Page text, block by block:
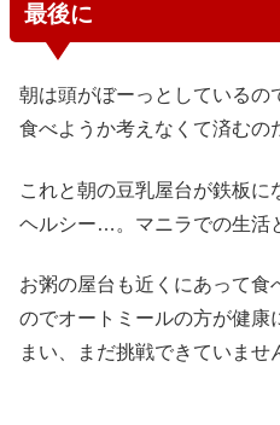
最後に
朝は頭がぼーっとしているの
食べようか考えなくて済むの
これと朝の豆乳屋台が鉄板に
ヘルシー…。マニラでの生活
お粥の屋台も近くにあって食
のでオートミールの方が健康
まい、まだ挑戦できていませ